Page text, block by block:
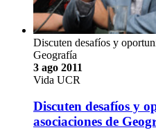
Discuten desafíos y
Geografía
3 ago 2011
Vida UCR
Discuten desafíos y
asociaciones de